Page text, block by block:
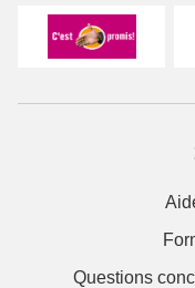
Questions